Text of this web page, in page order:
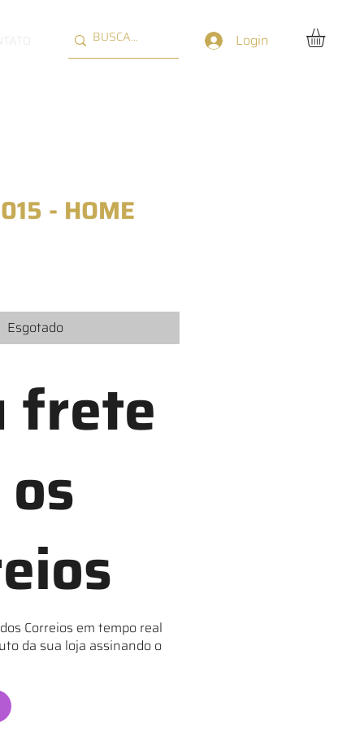
Login
- HOME
Esgotado
frete
Correios em tempo real
da sua loja assinando o